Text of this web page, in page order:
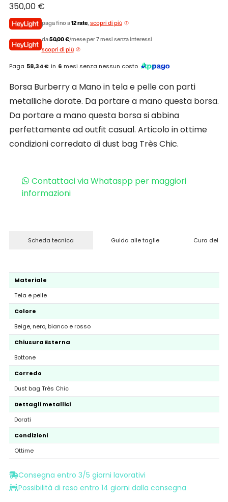
350,00 €
paga fino a12 rate, scopri di più
da50,00 €/mese per 7 mesi senza interessi
scopri di più
Paga 58,34 € in 6 mesi senza nessun costo
Borsa Burberry a Mano in tela e pelle con parti
metalliche dorate. Da portare a mano questa borsa.
Da portare a mano questa borsa si abbina
perfettamente ad outfit casual. Articolo in ottime
condizioni corredato di dust bag Très Chic.
Contattaci via Whataspp per maggiori
informazioni
Scheda tecnica Guida alle taglie Cura del
Materiale
Tela e pelle
Colore
Beige, nero, bianco e rosso
Chiusura Esterna
Bottone
Corredo
Dust bag Très Chic
Dettagli metallici
Dorati
Condizioni
Ottime
Consegna entro 3/5 giorni lavorativi
Possibilità di reso entro 14 giorni dalla consegna